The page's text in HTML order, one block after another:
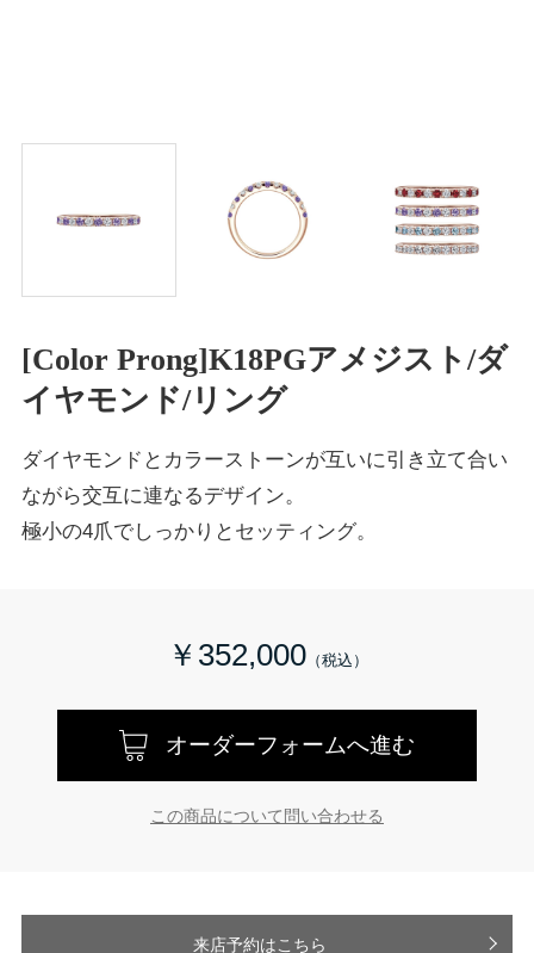
[Color Prong]K18PGアメジスト/ダ
イヤモンド/リング
ダイヤモンドとカラーストーンが互いに引き立て合い
ながら交互に連なるデザイン。
極小の4爪でしっかりとセッティング。
￥352,000
オーダーフォームへ進む
この商品について問い合わせる
来店予約はこちら